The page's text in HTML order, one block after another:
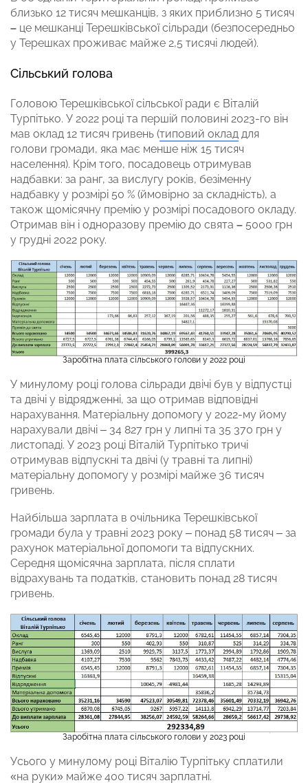
близько 12 тисяч мешканців, з яких приблизно 5 тисяч
– це мешканці Терешківської сільради (безпосередньо
у Терешках проживає майже 2,5 тисячі людей).
Сільський голова
Головою Терешківської сільської ради є Віталій
Турпітько. У 2022 році та першій половині 2023-го він
мав оклад 12 тисяч гривень (типовий оклад для
голови громади, яка має менше ніж 15 тисяч
населення). Крім того, посадовець отримував
надбавки: за ранг, за вислугу років, безіменну
надбавку у розмірі 50 % (ймовірно за складність), а
також щомісячну премію у розмірі посадового окладу.
Отримав він і одноразову премію до свята – 5000 грн
у грудні 2022 року.
Заробітна плата сільського голови у 2022 році
У минулому році голова сільради двічі був у відпустці
та двічі у відрядженні, за що отримав відповідні
нарахування. Матеріальну допомогу у 2022-му йому
нарахували двічі – 34 827 грн у липні та 35 370 грн у
листопаді. У 2023 році Віталій Турпітько тричі
отримував відпускні та двічі (у травні та липні)
матеріальну допомогу у розмірі майже 36 тисяч
гривень.
Найбільша зарплата в очільника Терешківської
громади була у травні 2023 року – понад 58 тисяч – за
рахунок матеріальної допомоги та відпускних.
Середня щомісячна зарплата, після сплати
відрахувань та податків, становить понад 28 тисяч
гривень.
Заробітна плата сільського голови у 2023 році
Усього у минулому році Віталію Турпітьку сплатили
«на руки» майже 400 тисяч зарплатні.